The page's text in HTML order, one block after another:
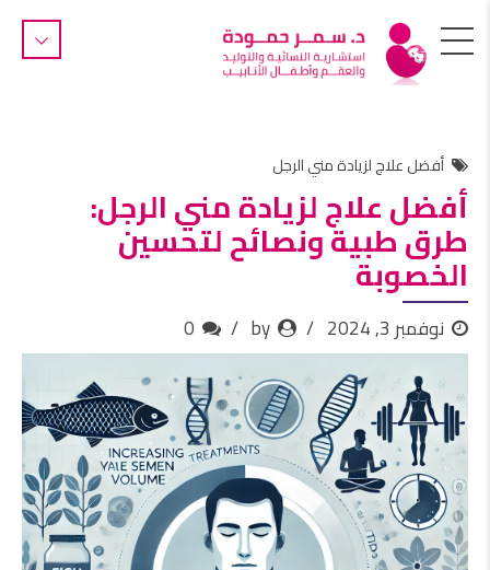
أفضل علاج لزيادة مني الرجل
أفضل علاج لزيادة مني الرجل:
طرق طبية ونصائح لتحسين
الخصوبة
نوفمبر 3, 2024 by
0